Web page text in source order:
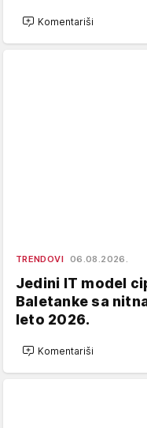
Komentariši
TRENDOVI 06.08.2026.
Jedini IT model
Baletanke sa
leto 2026.
Komentariši